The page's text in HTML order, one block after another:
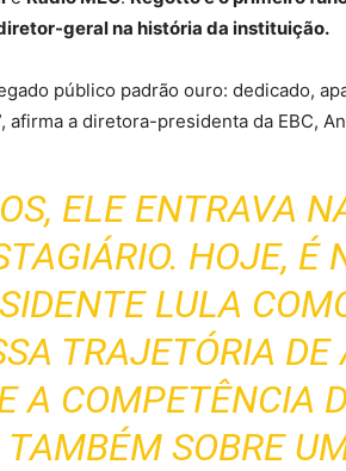
geral na história da instituição.
público padrão ouro: dedicado,
afirma a diretora-presidenta da EBC,
ELE ENTRAVA
HOJE, É
LULA
TRAJETÓRIA DE
A COMPETÊNCIA
SOBRE